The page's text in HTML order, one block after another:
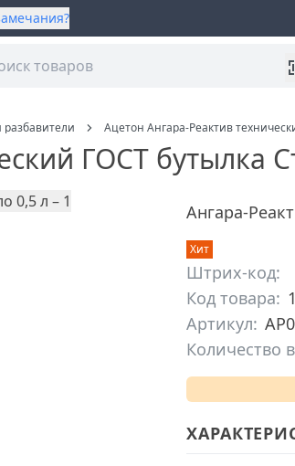
разбавители Ацетон Ангара-Реактив
ГОСТ бутылка
Ангара-
Хит
Штрих-код:
Код товара:
Артикул:
Количество